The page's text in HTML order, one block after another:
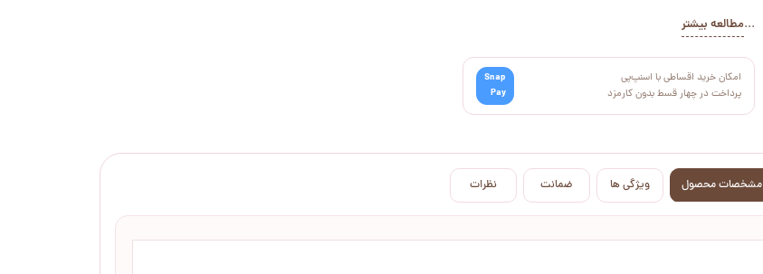
...مطالعه بیشتر
امکان خرید اقساطی با اسنپ‌پی
پرداخت در چهار قسط بدون کارمزد
Snap
Pay
مشخصات محصول ویژگی ها ضمانت نظرات